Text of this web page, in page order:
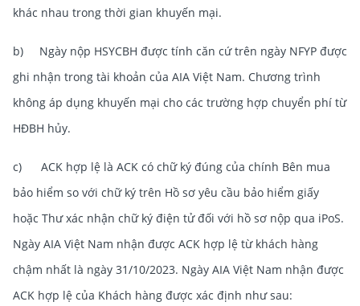
khác nhau trong thời gian khuyến mại.
b) Ngày nộp HSYCBH được tính căn cứ trên ngày NFYP được
ghi nhận trong tài khoản của AIA Việt Nam. Chương trình
không áp dụng khuyến mại cho các trường hợp chuyển phí từ
HĐBH hủy.
c) ACK hợp lệ là ACK có chữ ký đúng của chính Bên mua
bảo hiểm so với chữ ký trên Hồ sơ yêu cầu bảo hiểm giấy
hoặc Thư xác nhận chữ ký điện tử đối với hồ sơ nộp qua iPoS.
Ngày AIA Việt Nam nhận được ACK hợp lệ từ khách hàng
chậm nhất là ngày 31/10/2023. Ngày AIA Việt Nam nhận được
ACK hợp lệ của Khách hàng được xác định như sau: